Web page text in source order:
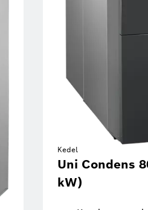
Kedel
Uni Condens
kW)